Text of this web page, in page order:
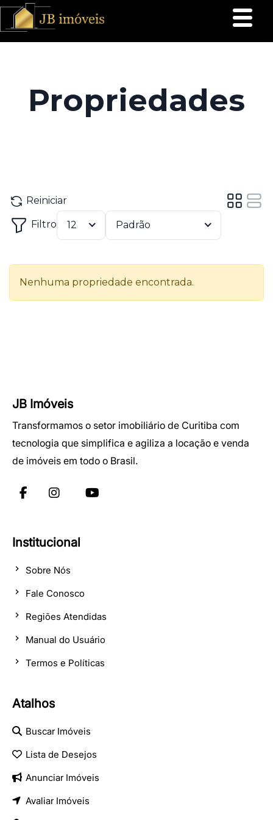
JB Imóveis
Transformamos o setor imobiliário de Curitiba com
tecnologia que simplifica e agiliza a locação e venda
de imóveis em todo o Brasil.
Institucional
Sobre Nós
Fale Conosco
Regiões Atendidas
Manual do Usuário
Termos e Políticas
Atalhos
Buscar Imóveis
Lista de Desejos
Anunciar Imóveis
Avaliar Imóveis